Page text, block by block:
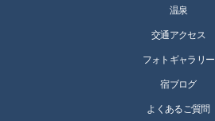
温泉
交通アクセス
フォトギャラリー
宿ブログ
よくあるご質問